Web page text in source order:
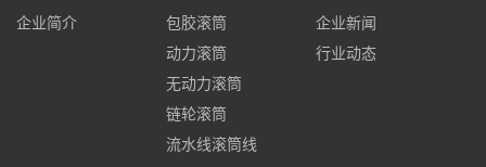
企业简介
包胶滚筒
动力滚筒
无动力滚筒
链轮滚筒
流水线滚筒线
企业新闻
行业动态